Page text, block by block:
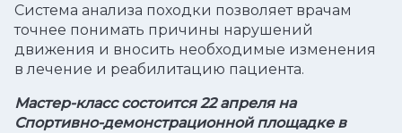
Система анализа походки позволяет врачам
точнее понимать причины нарушений
движения и вносить необходимые изменения
в лечение и реабилитацию пациента.
Мастер-класс состоится 22 апреля на
Спортивно-демонстрационной площадке в